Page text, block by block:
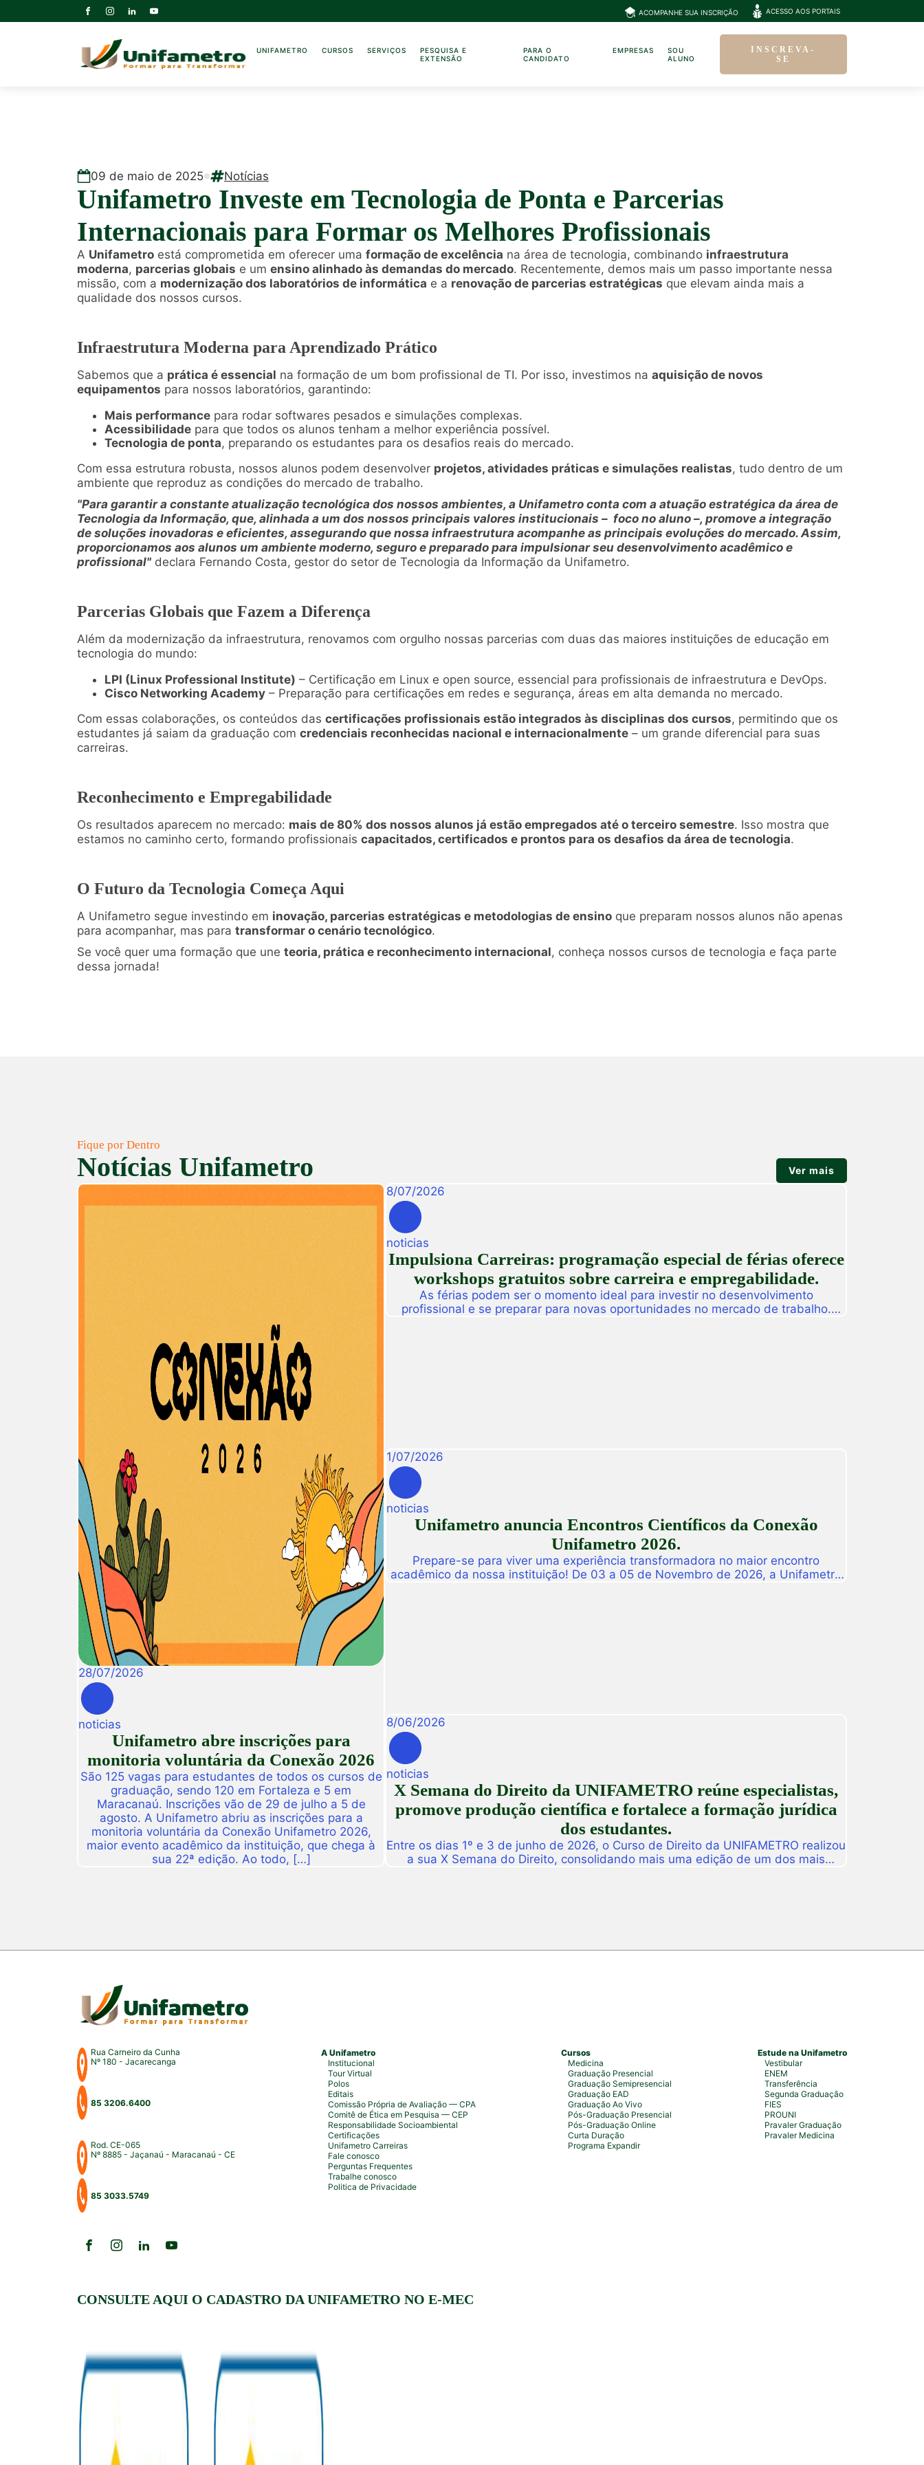
ACOMPANHE SUA INSCRIÇÃO ACESSO AOS PORTAIS
UNIFAMETRO CURSOS SERVIÇOS
PESQUISA E
EXTENSÃO
PARA O
CANDIDATO
EMPRESAS
SOU
ALUNO
INSCREVA-
SE
09 de maio de 2025 Notícias
Unifametro Investe em Tecnologia de Ponta e Parcerias
Internacionais para Formar os Melhores Profissionais
A Unifametro está comprometida em oferecer uma formação de excelência na área de tecnologia, combinando infraestrutura
moderna, parcerias globais e um ensino alinhado às demandas do mercado. Recentemente, demos mais um passo importante nessa
missão, com a modernização dos laboratórios de informática e a renovação de parcerias estratégicas que elevam ainda mais a
qualidade dos nossos cursos.
Infraestrutura Moderna para Aprendizado Prático
Sabemos que a prática é essencial na formação de um bom profissional de TI. Por isso, investimos na aquisição de novos
equipamentos para nossos laboratórios, garantindo:
Mais performance para rodar softwares pesados e simulações complexas.
Acessibilidade para que todos os alunos tenham a melhor experiência possível.
Tecnologia de ponta, preparando os estudantes para os desafios reais do mercado.
Com essa estrutura robusta, nossos alunos podem desenvolver projetos, atividades práticas e simulações realistas, tudo dentro de um
ambiente que reproduz as condições do mercado de trabalho.
"Para garantir a constante atualização tecnológica dos nossos ambientes, a Unifametro conta com a atuação estratégica da área de
Tecnologia da Informação, que, alinhada a um dos nossos principais valores institucionais – foco no aluno –, promove a integração
de soluções inovadoras e eficientes, assegurando que nossa infraestrutura acompanhe as principais evoluções do mercado. Assim,
proporcionamos aos alunos um ambiente moderno, seguro e preparado para impulsionar seu desenvolvimento acadêmico e
profissional" declara Fernando Costa, gestor do setor de Tecnologia da Informação da Unifametro.
Parcerias Globais que Fazem a Diferença
Além da modernização da infraestrutura, renovamos com orgulho nossas parcerias com duas das maiores instituições de educação em
tecnologia do mundo:
LPI (Linux Professional Institute) – Certificação em Linux e open source, essencial para profissionais de infraestrutura e DevOps.
Cisco Networking Academy – Preparação para certificações em redes e segurança, áreas em alta demanda no mercado.
Com essas colaborações, os conteúdos das certificações profissionais estão integrados às disciplinas dos cursos, permitindo que os
estudantes já saiam da graduação com credenciais reconhecidas nacional e internacionalmente – um grande diferencial para suas
carreiras.
Reconhecimento e Empregabilidade
Os resultados aparecem no mercado: mais de 80% dos nossos alunos já estão empregados até o terceiro semestre. Isso mostra que
estamos no caminho certo, formando profissionais capacitados, certificados e prontos para os desafios da área de tecnologia.
O Futuro da Tecnologia Começa Aqui
A Unifametro segue investindo em inovação, parcerias estratégicas e metodologias de ensino que preparam nossos alunos não apenas
para acompanhar, mas para transformar o cenário tecnológico.
Se você quer uma formação que une teoria, prática e reconhecimento internacional, conheça nossos cursos de tecnologia e faça parte
dessa jornada!
Fique por Dentro
Notícias Unifametro Ver mais
28/07/2026
noticias
Unifametro abre inscrições para
monitoria voluntária da Conexão 2026
São 125 vagas para estudantes de todos os cursos de
graduação, sendo 120 em Fortaleza e 5 em
Maracanaú. Inscrições vão de 29 de julho a 5 de
agosto. A Unifametro abriu as inscrições para a
monitoria voluntária da Conexão Unifametro 2026,
maior evento acadêmico da instituição, que chega à
sua 22ª edição. Ao todo, […]
8/07/2026
noticias
Impulsiona Carreiras: programação especial de férias oferece
workshops gratuitos sobre carreira e empregabilidade.
As férias podem ser o momento ideal para investir no desenvolvimento
profissional e se preparar para novas oportunidades no mercado de trabalho.
1/07/2026
noticias
Unifametro anuncia Encontros Científicos da Conexão
Unifametro 2026.
Prepare-se para viver uma experiência transformadora no maior encontro
acadêmico da nossa instituição! De 03 a 05 de Novembro de 2026, a Unifametro
8/06/2026
noticias
X Semana do Direito da UNIFAMETRO reúne especialistas,
promove produção científica e fortalece a formação jurídica
dos estudantes.
Entre os dias 1º e 3 de junho de 2026, o Curso de Direito da UNIFAMETRO realizou
a sua X Semana do Direito, consolidando mais uma edição de um dos mais
Rua Carneiro da Cunha
Nº 180 - Jacarecanga
85 3206.6400
Rod. CE-065
Nº 8885 - Jaçanaú - Maracanaú - CE
85 3033.5749
A Unifametro
Institucional
Tour Virtual
Polos
Editais
Comissão Própria de Avaliação — CPA
Comitê de Ética em Pesquisa — CEP
Responsabilidade Socioambiental
Certificações
Unifametro Carreiras
Fale conosco
Perguntas Frequentes
Trabalhe conosco
Politica de Privacidade
Cursos
Medicina
Graduação Presencial
Graduação Semipresencial
Graduação EAD
Graduação Ao Vivo
Pós-Graduação Presencial
Pós-Graduação Online
Curta Duração
Programa Expandir
Estude na Unifametro
Vestibular
ENEM
Transferência
Segunda Graduação
FIES
PROUNI
Pravaler Graduação
Pravaler Medicina
CONSULTE AQUI O CADASTRO DA UNIFAMETRO NO E-MEC